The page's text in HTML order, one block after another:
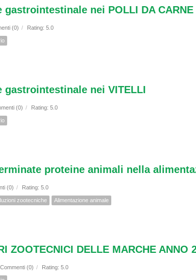
nei POLLI DA CARNE
(0) / Rating: 5.0
nei VITELLI
(0) / Rating: 5.0
proteine animali nella
(0) / Rating: 5.0
zootecniche Alimentazione animale
ZOOTECNICI DELLE MARCHE ANNO
Commenti (0) / Rating: 5.0